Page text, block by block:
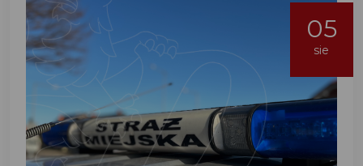
05
sie